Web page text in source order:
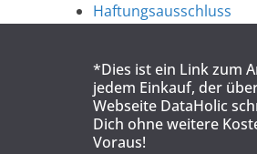
Haftungsausschluss
*Dies ist ein Link zum
jedem Einkauf, der
Webseite DataHolic
Dich ohne weitere
Voraus!